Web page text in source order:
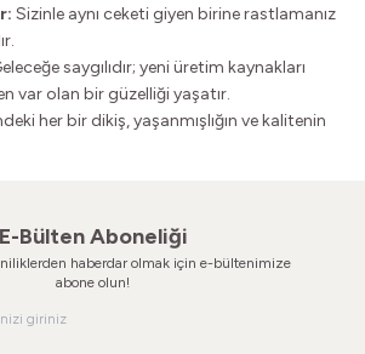
Sizinle aynı ceketi giyen birine rastlamanız
saygılıdır; yeni üretim kaynakları
var olan bir güzelliği yaşatır.
her bir dikiş, yaşanmışlığın ve kalitenin
E-Bülten Aboneliği
haberdar olmak için e-bültenimize
abone olun!